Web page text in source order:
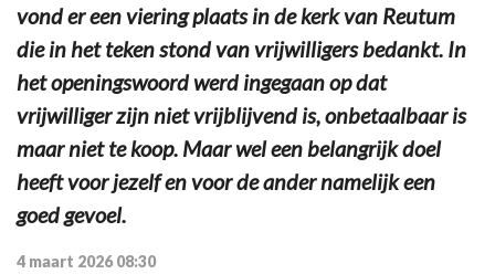
vond er een viering plaats in de kerk van Reutum
die in het teken stond van vrijwilligers bedankt. In
het openingswoord werd ingegaan op dat
vrijwilliger zijn niet vrijblijvend is, onbetaalbaar is
maar niet te koop. Maar wel een belangrijk doel
heeft voor jezelf en voor de ander namelijk een
goed gevoel.
4 maart 2026 08:30